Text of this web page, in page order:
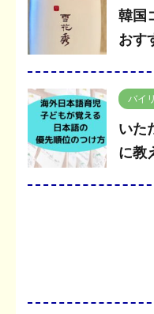
韓国
おす
バイ
いた
に教